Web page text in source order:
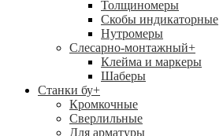
Толщиномеры
Скобы индикаторные
Нутромеры
Слесарно-монтажный+
Клейма и маркеры
Шаберы
Станки бу+
Кромкочные
Сверлильные
Для арматуры